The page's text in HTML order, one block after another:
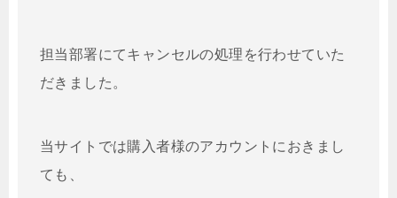
担当部署にてキャンセルの処理を行わせていた
だきました。
当サイトでは購入者様のアカウントにおきまし
ても、